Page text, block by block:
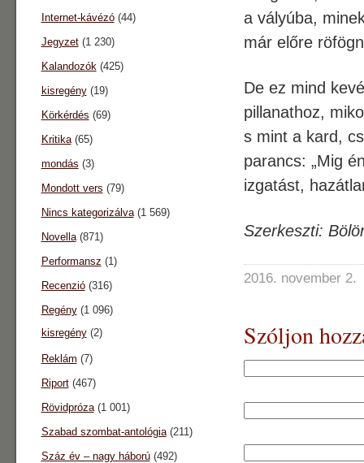
a vályúba,
már előre
De ez mind
pillanathoz,
s mint a kard,
parancs: „Mig
izgatást,
Szerkeszti:
2016. november 2.
Szóljon
Internet-kávézó(44)
Jegyzet(1 230)
Kalandozók(425)
kisregény(19)
Körkérdés (69)
Kritika(65)
mondás (3)
Mondott vers (79)
Nincs kategorizálva(1 569)
Novella(871)
Performansz (1)
Recenzió(316)
Regény(1 096)
kisregény(2)
Reklám (7)
Riport(467)
Rövidpróza(1 001)
Szabad szombat-antológia(211)
Száz év – nagy háború(492)